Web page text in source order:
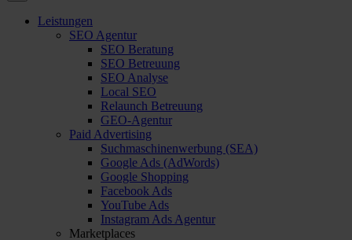
Leistungen
SEO Agentur
SEO Beratung
SEO Betreuung
SEO Analyse
Local SEO
Relaunch Betreuung
GEO-Agentur
Paid Advertising
Suchmaschinenwerbung (SEA)
Google Ads (AdWords)
Google Shopping
Facebook Ads
YouTube Ads
Instagram Ads Agentur
Marketplaces